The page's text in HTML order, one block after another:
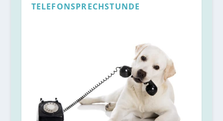
TELEFONSPRECHSTUNDE